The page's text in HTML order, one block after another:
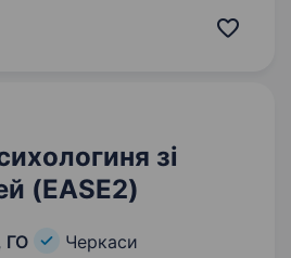
поведінку»,
зі
(EASE2)
ГО Черкаси